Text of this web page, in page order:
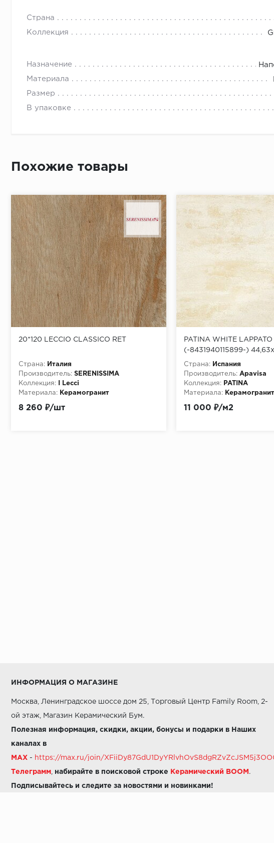
Страна
Коллекция
Назначение
Материала
Размер
В упаковке
Достаточно только паспорта
Похожие товары
20*120 LECCIO CLASSICO RET
Страна:
Италия
Производитель: SERENISSIMA
Коллекция:
I Lecci
Материала:
Керамогранит
8 260 ₽/шт
PATINA WHITE LAPPATO
(-8431940115899-)
Страна:
Испания
Производитель: Apavisa
Коллекция:
PATINA
Материала:
Керамогранит
11 000 ₽/м2
ИНФОРМАЦИЯ О МАГАЗИНЕ
Москва, Ленинградское шоссе дом 25, Торговый Центр Family Room, 2-
ой этаж, Магазин Керамический Бум.
Полезная информация, скидки, акции, бонусы и подарки в Наших
каналах в
MAX - https://max.ru/join/
Телеграмм набирайте в поисковой строке Керамический BOOM .
Подписывайтесь и следите за новостями и новинками!